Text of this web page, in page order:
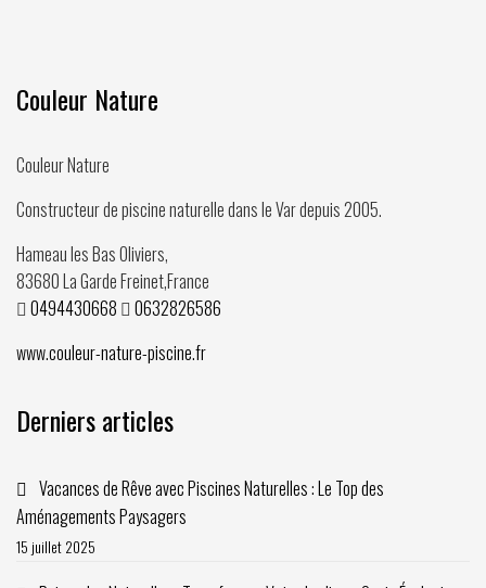
Couleur Nature
Couleur Nature
Constructeur de piscine naturelle dans le Var depuis2005.
Hameau les Bas Oliviers,
83680La Garde Freinet,France
0494430668
0632826586
www.couleur-nature-piscine.fr
Derniers articles
Vacances de Rêve avec Piscines Naturelles : Le Top des
Aménagements Paysagers
15 juillet 2025